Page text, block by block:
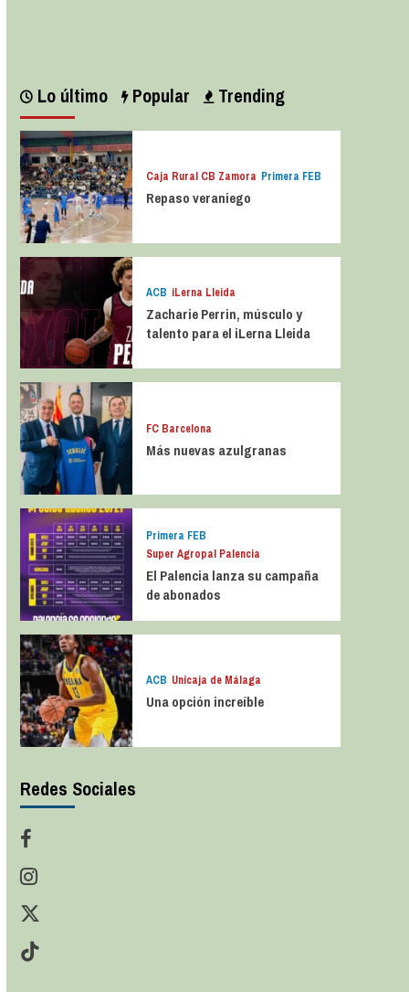
Lo último Popular Trending
Caja Rural CB Zamora Primera FEB
Repaso veraniego
ACB iLerna Lleida
Zacharie Perrin, músculo y
talento para el iLerna Lleida
FC Barcelona
Más nuevas azulgranas
Primera FEB
Super Agropal Palencia
El Palencia lanza su campaña
de abonados
ACB Unicaja de Málaga
Una opción increíble
Redes Sociales